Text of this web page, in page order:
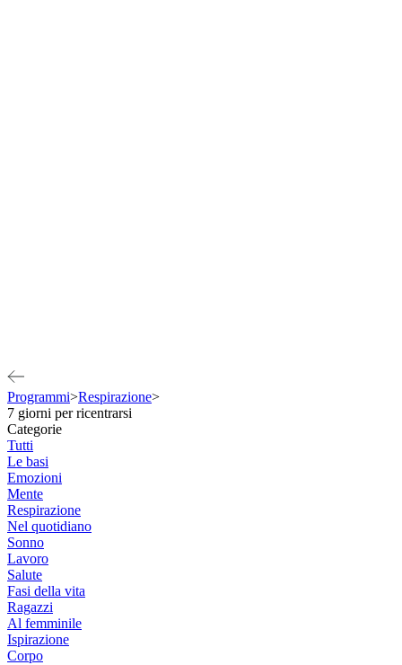
Programmi>Respirazione>
7 giorni per ricentrarsi
Categorie
Tutti
Le basi
Emozioni
Mente
Respirazione
Nel quotidiano
Sonno
Lavoro
Salute
Fasi della vita
Ragazzi
Al femminile
Ispirazione
Corpo